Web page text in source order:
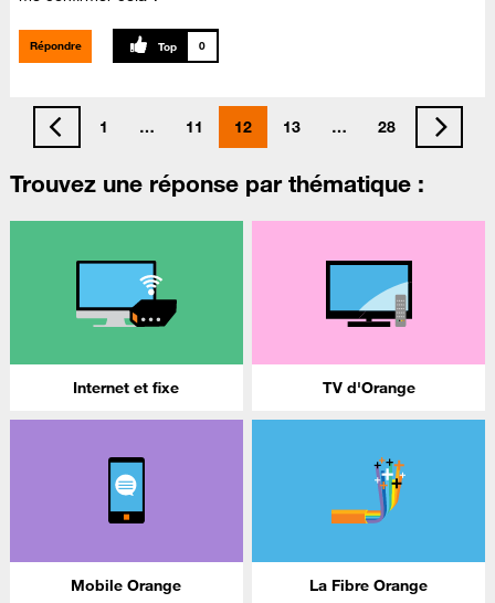
Répondre 0
1 … 11 12 13 … 28
Trouvez une réponse par thématique :
Internet et fixe TV d'Orange
Mobile Orange La Fibre Orange